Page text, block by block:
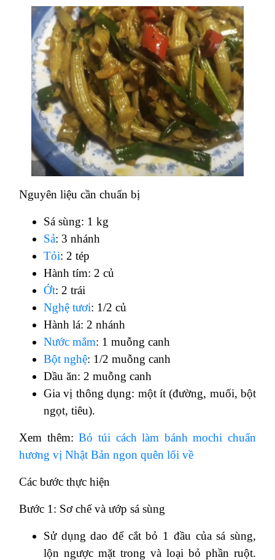
Nguyên liệu cần chuẩn bị
Sá sùng: 1 kg
Sả: 3 nhánh
Tỏi: 2 tép
Hành tím: 2 củ
Ớt: 2 trái
Nghệ tươi: 1/2 củ
Hành lá: 2 nhánh
Nước mắm: 1 muỗng canh
Bột nghệ: 1/2 muỗng canh
Dầu ăn: 2 muỗng canh
Gia vị thông dụng: một ít (đường, muối, bột
ngọt, tiêu).
Xem thêm:Bỏ túi cách làm bánh mochi chuẩn
hương vị Nhật Bản ngon quên lối về
Các bước thực hiện
Bước 1: Sơ chế và ướp sá sùng
Sử dụng dao để cắt bỏ 1 đầu của sá sùng,
lộn ngược mặt trong và loại bỏ phần ruột.